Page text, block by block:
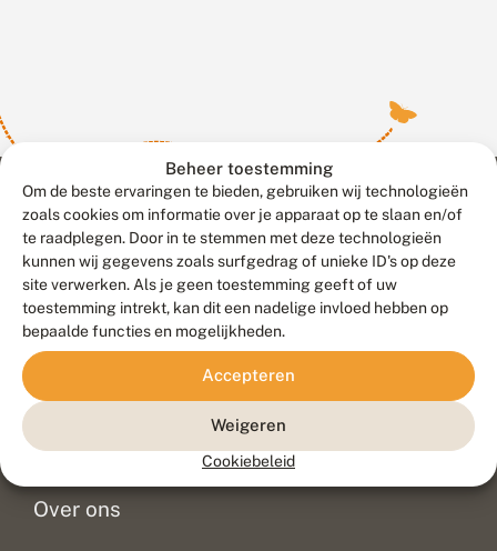
Beheer toestemming
Om de beste ervaringen te bieden, gebruiken wij technologieën
zoals cookies om informatie over je apparaat op te slaan en/of
te raadplegen. Door in te stemmen met deze technologieën
kunnen wij gegevens zoals surfgedrag of unieke ID's op deze
site verwerken. Als je geen toestemming geeft of uw
toestemming intrekt, kan dit een nadelige invloed hebben op
bepaalde functies en mogelijkheden.
Accepteren
Weigeren
Cookiebeleid
Contact
Veelgestelde vragen
Doneer
Over ons
Meld waarnemingen© 2026 Vlinderstichting
Duurzaam ontwikkeld door
Go2People
, ontworpen door
Blue Field Agency
Privacy
Disclaimer
Sitemap